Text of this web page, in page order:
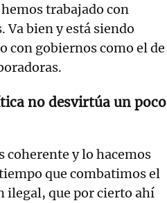
trabajado con
Va bien y está siendo
gobiernos como el de
no desvirtúa un poco
coherente y lo hacemos
que combatimos el
que por cierto ahí